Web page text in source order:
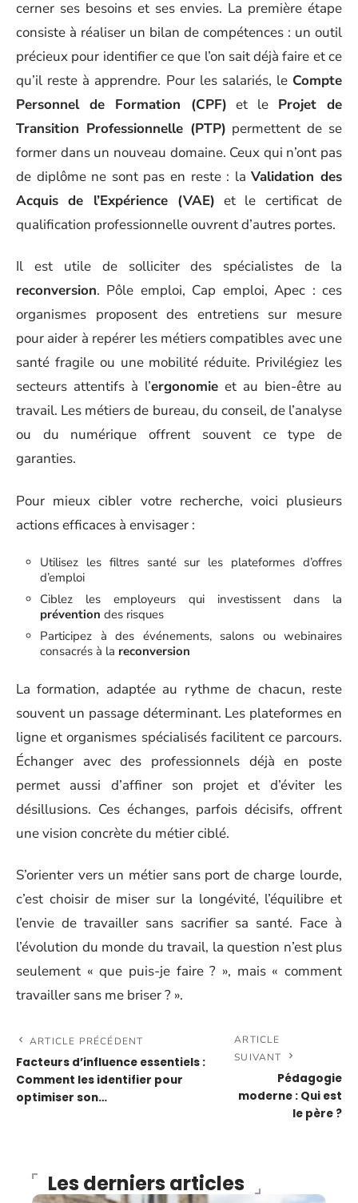
cerner ses besoins et ses envies. La première étape
consiste à réaliser un bilan de compétences : un outil
précieux pour identifier ce que l’on sait déjà faire et ce
qu’il reste à apprendre. Pour les salariés, le Compte
Personnel de Formation (CPF) et le Projet de
Transition Professionnelle (PTP) permettent de se
former dans un nouveau domaine. Ceux qui n’ont pas
de diplôme ne sont pas en reste : laValidation des
Acquis de l’Expérience (VAE) et le certificat de
qualification professionnelle ouvrent d’autres portes.
Il est utile de solliciter des spécialistes de la
reconversion. Pôle emploi, Cap emploi, Apec : ces
organismes proposent des entretiens sur mesure
pour aider à repérer les métiers compatibles avec une
santé fragile ou une mobilité réduite. Privilégiez les
secteurs attentifs à l’ergonomie et au bien-être au
travail. Les métiers de bureau, du conseil, de l’analyse
ou du numérique offrent souvent ce type de
garanties.
Pour mieux cibler votre recherche, voici plusieurs
actions efficaces à envisager :
Utilisez les filtres santé sur les plateformes d’offres
d’emploi
Ciblez les employeurs qui investissent dans la
prévention des risques
Participez à des événements, salons ou webinaires
consacrés à la reconversion
La formation, adaptée au rythme de chacun, reste
souvent un passage déterminant. Les plateformes en
ligne et organismes spécialisés facilitent ce parcours.
Échanger avec des professionnels déjà en poste
permet aussi d’affiner son projet et d’éviter les
désillusions. Ces échanges, parfois décisifs, offrent
une vision concrète du métier ciblé.
S’orienter vers un métier sans port de charge lourde,
c’est choisir de miser sur la longévité, l’équilibre et
l’envie de travailler sans sacrifier sa santé. Face à
l’évolution du monde du travail, la question n’est plus
seulement « que puis-je faire ? », mais « comment
travailler sans me briser ? ».
ARTICLE PRÉCÉDENT
Facteurs d’influence essentiels :
Comment les identifier pour
optimiser son…
ARTICLE
SUIVANT
Pédagogie
moderne : Qui est
le père ?
Les derniers articles